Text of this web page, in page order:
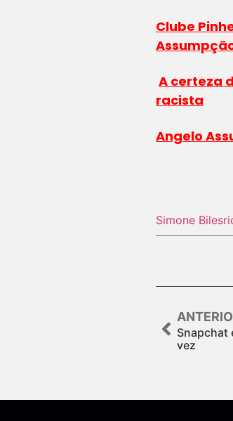
Clube
A certeza
racista
Angelo
Simone Biles
Snapchat
vez